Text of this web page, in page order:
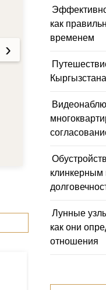
›
как
временем
клинкерным
Лунные
как они
отношения